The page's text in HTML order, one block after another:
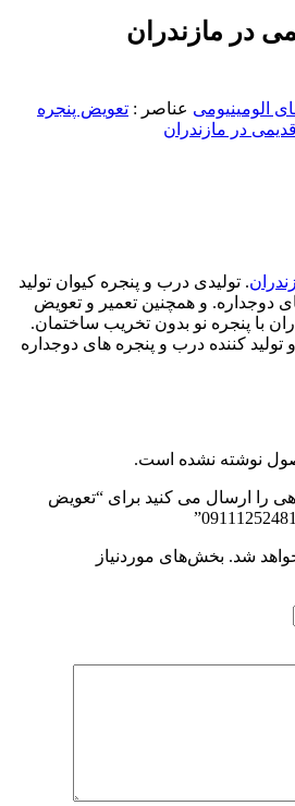
در مازندران
الومینیومی عناصر : تعویض پنجره
در مازندران
. تولیدی درب و پنجره کیوان تولید
دوجداره. و همچنین تعمیر و تعویض
با پنجره نو بدون تخریب ساختمان.
تولید کننده درب و پنجره های دوجداره
نوشته نشده است.
را ارسال می کنید برای “تعویض
شد. بخش‌های موردنیاز